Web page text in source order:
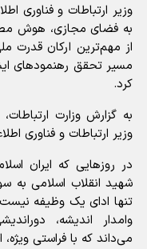
وزیر ارتباطات و فناوری
به فضای مجازی، هوش
از مهم‌ترین ارکان قدرت
مسیر تحقق رهنمود‌های
کرد.
به گزارش وزارت
وزیر ارتباطات و فناوری
در روز‌هایی که ایران
شهید انقلاب اسلامی به
تنها ادای یک وظیفه
وامدار اندیشه،
می‌داند که با فراستی